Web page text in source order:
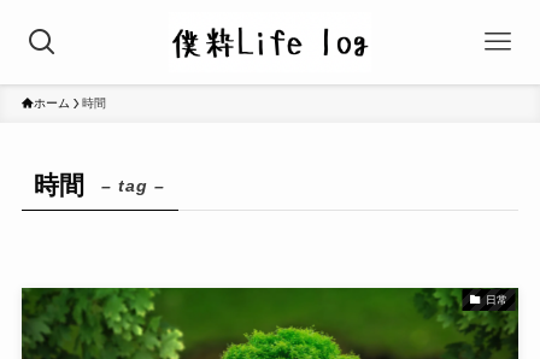
ホーム 時間
時間 – tag –
日常